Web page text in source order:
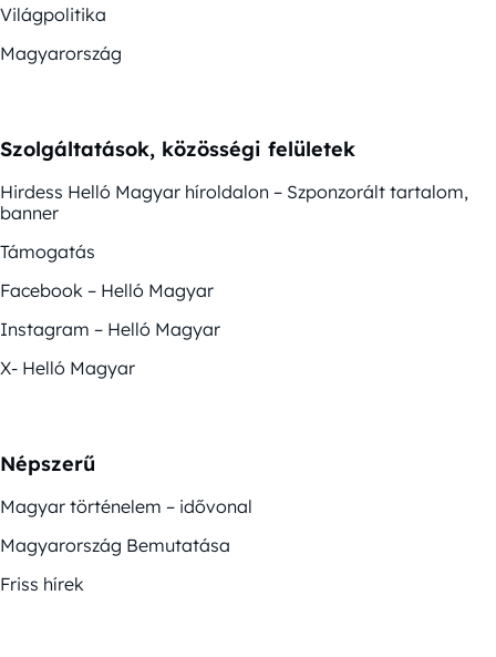
Világpolitika
Magyarország
Szolgáltatások, közösségi felületek
Hirdess Helló Magyar híroldalon – Szponzorált tartalom,
banner
Támogatás
Facebook – Helló Magyar
Instagram – Helló Magyar
X- Helló Magyar
Népszerű
Magyar történelem – idővonal
Magyarország Bemutatása
Friss hírek